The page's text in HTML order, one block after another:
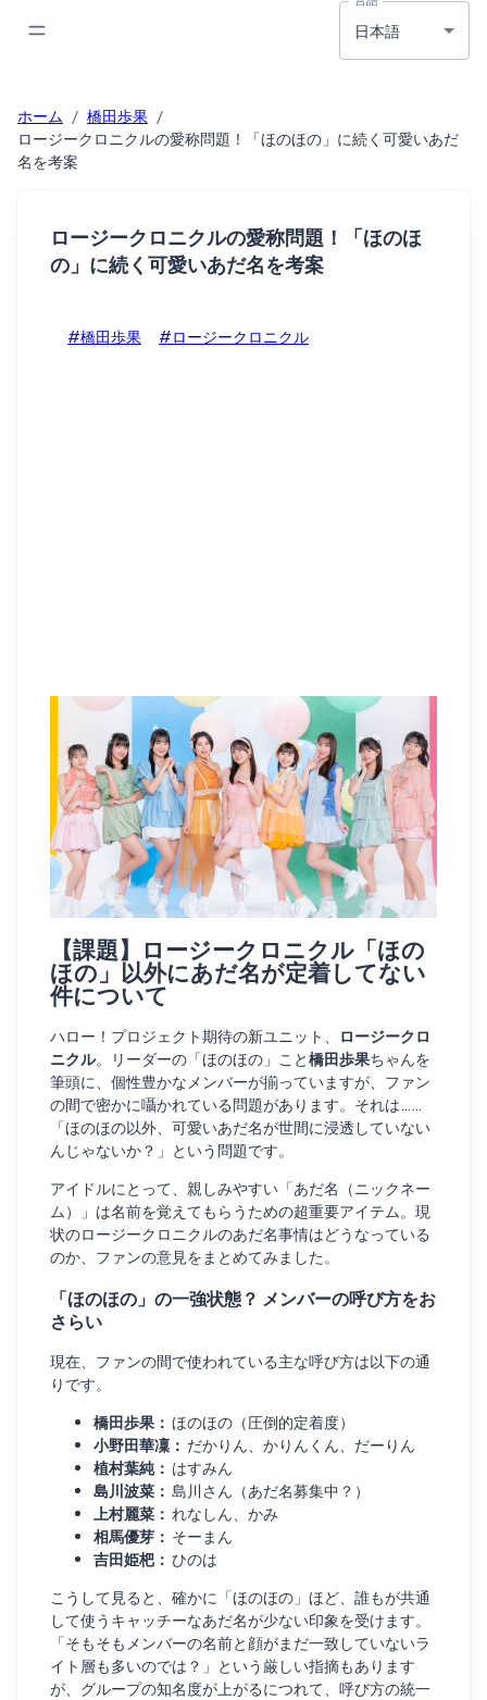
日本語
ホーム / 橋田歩果 /
ロージークロニクルの愛称問題！「ほのほの」に続く可愛いあだ
名を考案
ロージークロニクルの愛称問題！「ほのほ
の」に続く可愛いあだ名を考案
#橋田歩果 #ロージークロニクル
【課題】ロージークロニクル「ほの
ほの」以外にあだ名が定着してない
件について
ハロー！プロジェクト期待の新ユニット、
ロージークロ
ニクル。リーダーの「ほのほの」こと橋田歩果ちゃんを
筆頭に、個性豊かなメンバーが揃っていますが、ファン
の間で密かに囁かれている問題があります。それは……
「ほのほの以外、可愛いあだ名が世間に浸透していない
んじゃないか？」という問題です。
アイドルにとって、親しみやすい「あだ名（ニックネー
ム）」は名前を覚えてもらうための超重要アイテム。現
状のロージークロニクルのあだ名事情はどうなっている
のか、ファンの意見をまとめてみました。
「ほのほの」の一強状態？ メンバーの呼び方をお
さらい
現在、ファンの間で使われている主な呼び方は以下の通
りです。
橋田歩果： ほのほの（圧倒的定着度）
小野田華凜： だかりん、かりんくん、だーりん
植村葉純： はすみん
島川波菜： 島川さん（あだ名募集中？）
上村麗菜： れなしん、かみ
相馬優芽： そーまん
吉田姫杷： ひのは
こうして見ると、確かに「ほのほの」ほど、誰もが共通
して使うキャッチーなあだ名が少ない印象を受けます。
「そもそもメンバーの名前と顔がまだ一致していないラ
イト層も多いのでは？」という厳しい指摘もあります
が、グループの知名度が上がるにつれて、呼び方の統一